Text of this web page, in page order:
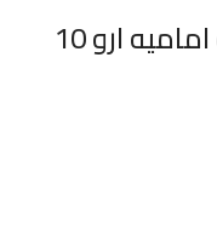
مواصفات غساله اتوماتيك اماميه ارو 10